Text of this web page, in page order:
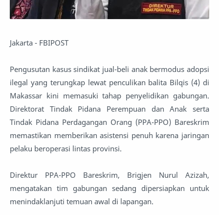
Jakarta - FBIPOST
Pengusutan kasus sindikat jual-beli anak bermodus adopsi
ilegal yang terungkap lewat penculikan balita Bilqis (4) di
Makassar kini memasuki tahap penyelidikan gabungan.
Direktorat Tindak Pidana Perempuan dan Anak serta
Tindak Pidana Perdagangan Orang (PPA-PPO) Bareskrim
memastikan memberikan asistensi penuh karena jaringan
pelaku beroperasi lintas provinsi.
Direktur PPA-PPO Bareskrim, Brigjen Nurul Azizah,
mengatakan tim gabungan sedang dipersiapkan untuk
menindaklanjuti temuan awal di lapangan.